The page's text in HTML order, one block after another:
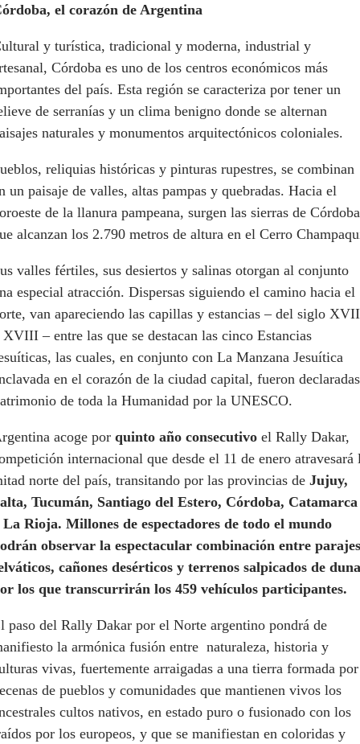
el corazón de Argentina
y turística, tradicional y moderna, industrial y
Córdoba es uno de los centros económicos más
del país. Esta región se caracteriza por tener un
de serranías y un clima benigno donde se alternan
naturales y monumentos arquitectónicos coloniales.
reliquias históricas y pinturas rupestres, se combinan
un paisaje de valles, altas pampas y quebradas. Hacia el
de la llanura pampeana, surgen las sierras de
alcanzan los 2.790 metros de altura en el Cerro
valles fértiles, sus desiertos y salinas otorgan al conjunto
especial atracción. Dispersas siguiendo el camino hacia el
van apareciendo las capillas y estancias – del siglo XVII
– entre las que se destacan las cinco Estancias
las cuales, en conjunto con La Manzana Jesuítica
en el corazón de la ciudad capital, fueron declaradas
de toda la Humanidad por la UNESCO.
acoge por quinto año consecutivo el Rally Dakar,
internacional que desde el 11 de enero atravesará
norte del país, transitando por las provincias de Jujuy,
Tucumán, Santiago del Estero, Córdoba, Catamarca
La Rioja. Millones de espectadores de todo el mundo
observar la espectacular combinación entre parajes
cañones desérticos y terrenos salpicados de
los que transcurrirán los 459 vehículos participantes.
paso del Rally Dakar por el Norte argentino pondrá de
la armónica fusión entre naturaleza, historia y
vivas, fuertemente arraigadas a una tierra formada por
de pueblos y comunidades que mantienen vivos los
cultos nativos, en estado puro o fusionado con los
por los europeos, y que se manifiestan en coloridas y